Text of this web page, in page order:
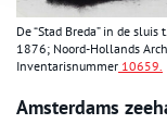
De “Stad Breda” in de
1876; Noord-Hollands
Inventarisnummer 10659.
Amsterdams